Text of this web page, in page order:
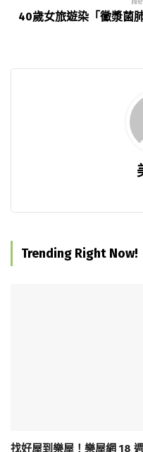
40歲女旅遊染「黴漿菌
Trending Right Now!
找好屋到樂屋！樂屋網 18